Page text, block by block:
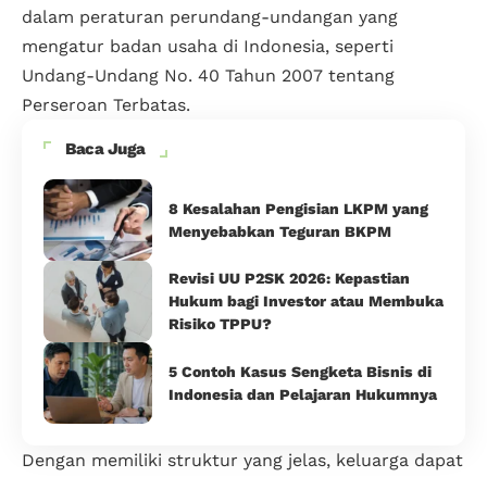
dalam peraturan perundang-undangan yang
mengatur badan usaha di Indonesia, seperti
Undang-Undang No. 40 Tahun 2007 tentang
Perseroan Terbatas.
Baca Juga
8 Kesalahan Pengisian LKPM yang
Menyebabkan Teguran BKPM
Revisi UU P2SK 2026: Kepastian
Hukum bagi Investor atau Membuka
Risiko TPPU?
5 Contoh Kasus Sengketa Bisnis di
Indonesia dan Pelajaran Hukumnya
Dengan memiliki struktur yang jelas, keluarga dapat